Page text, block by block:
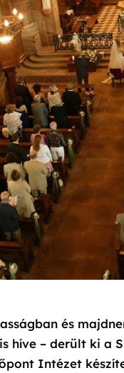
és
híve – derült ki a
Intézet